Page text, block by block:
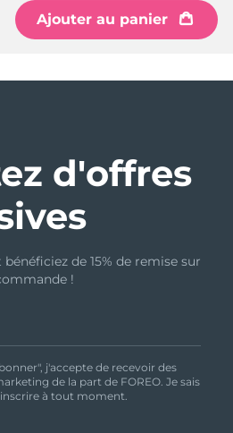
Ajouter au panier
d'offres
de 15% de remise sur
!
j'accepte de recevoir des
de la part de FOREO. Je sais
à tout moment.